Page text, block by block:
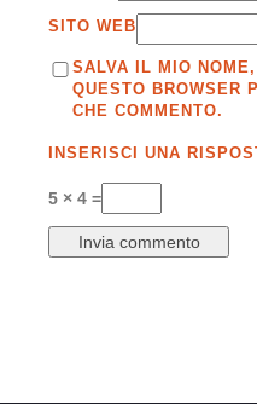
SITO WEB
SALVA IL MIO
QUESTO BROWSER
CHE COMMENTO.
INSERISCI UNA
5 × 4 =